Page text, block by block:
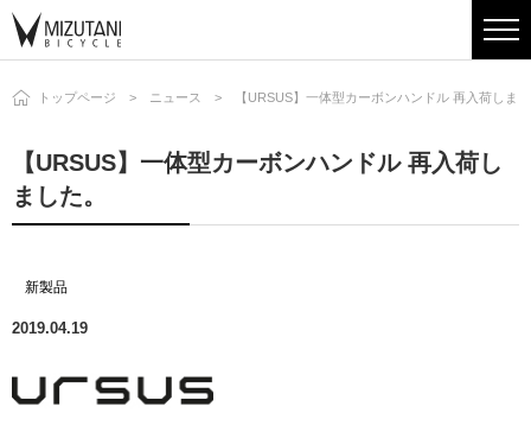
トップページ ニュース 【URSUS】一体型カーボンハンドル 再入荷しま
【URSUS】一体型カーボンハンドル 再入荷し
ました。
新製品
2019.04.19